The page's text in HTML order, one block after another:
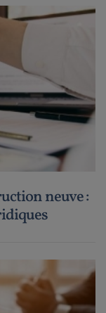
neuve :